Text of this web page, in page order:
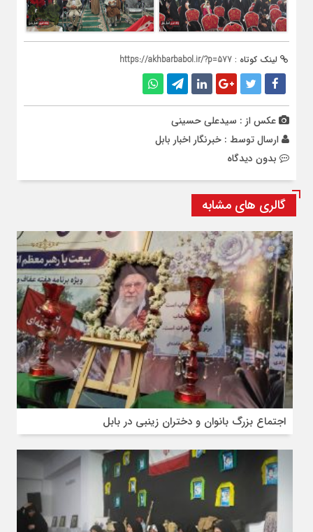
لینک کوتاه : https://akhbarbabol.ir/?p=577
عکس از : سیدعلی حسینی
ارسال توسط : خبرنگار اخبار بابل
بدون دیدگاه
گالری های مشابه
اجتماع بزرگ بانوان و دختران زینبی در بابل